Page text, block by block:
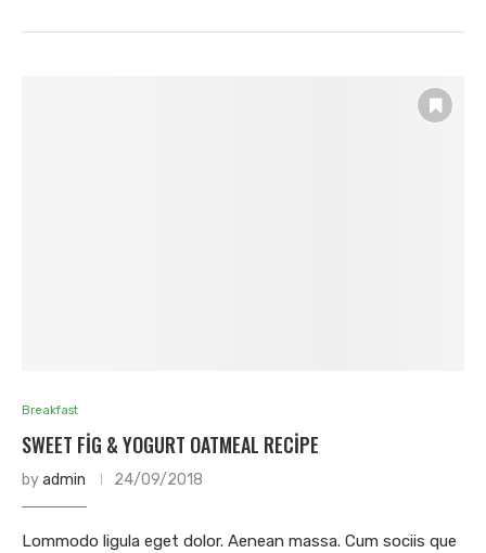
Breakfast
SWEET FIG & YOGURT OATMEAL RECIPE
byadmin 24/09/2018
Lommodo ligula eget dolor. Aenean massa. Cum sociis que